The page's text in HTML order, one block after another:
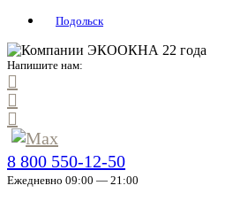
Подольск
Напишите нам:
8 800 550-12-50
Ежедневно 09:00 — 21:00